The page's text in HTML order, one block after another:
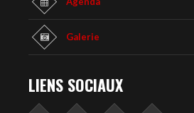
Galerie
LIENS SOCIAUX